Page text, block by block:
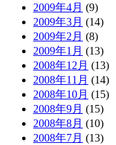
2009年4月 (9)
2009年3月 (14)
2009年2月 (8)
2009年1月 (13)
2008年12月 (13)
2008年11月 (14)
2008年10月 (15)
2008年9月 (15)
2008年8月 (10)
2008年7月 (13)